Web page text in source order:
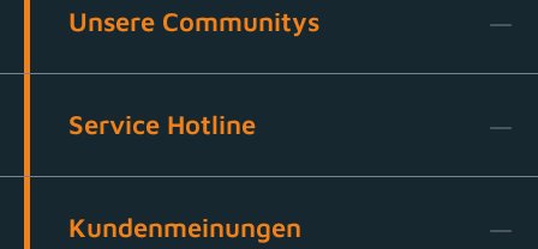
Unsere Communitys
Service Hotline
Kundenmeinungen